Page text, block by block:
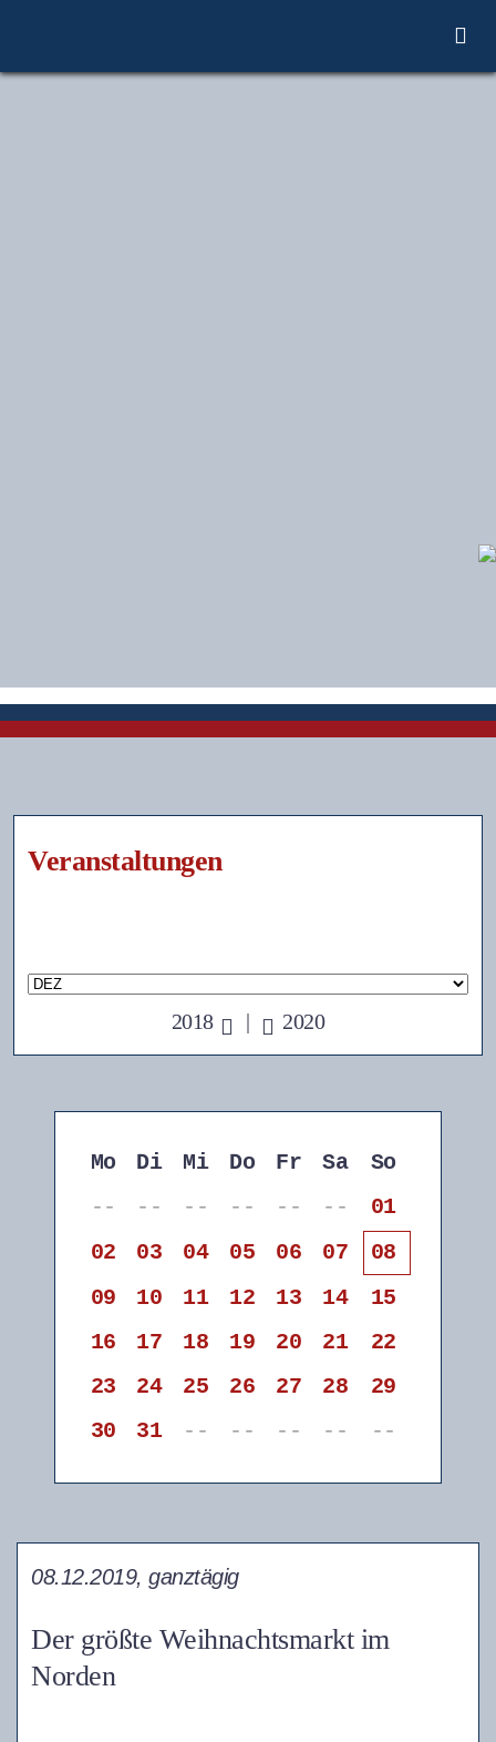
Veranstaltungen
2018 | 2020
Mo Di Mi Do Fr Sa
So
--
-- -- -- -- --
01
02
03 04 05 06 07
08
09
10 11 12 13 14
15
16
17 18 19 20 21
22
23
24 25 26 27 28
29
30
31 -- -- -- -- --
Der größte Weihnachtsmarkt im
Norden
08.12.2019, ganztägig